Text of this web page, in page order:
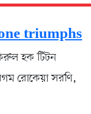
triumphs
হক টিটন
রোকেয়া সরণি,